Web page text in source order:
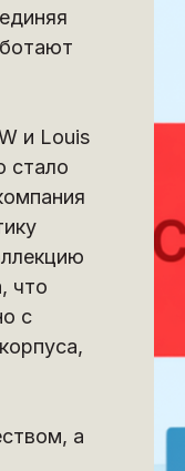
и Louis
стало
что
с
а